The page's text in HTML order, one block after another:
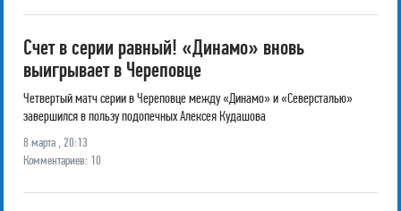
Счет в серии равный! «Динамо» вновь
выигрывает в Череповце
Четвертый матч серии в Череповце между «Динамо» и «Северсталью»
завершился в пользу подопечных Алексея Кудашова
8 марта , 20:13
Комментариев: 10